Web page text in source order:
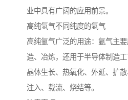
业中具有广阔的应用前景。
高纯氩气不同纯度的氩气
高纯氩气广泛的用途：氩气主
造、冶炼，还用于半导体制造工
晶体生长、热氧化、外延、扩
注入、载流、烧结等。